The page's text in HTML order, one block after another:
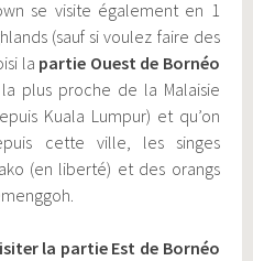
se visite également en 1
(sauf si voulez faire des
la partie Ouest de Bornéo
plus proche de la Malaisie
Kuala Lumpur) et qu’on
cette ville, les singes
(en liberté) et des orangs
la partie Est de Bornéo